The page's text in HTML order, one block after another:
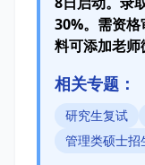
30%。需资
料可添加老师
相关专题：
研究生复试
管理类硕士招